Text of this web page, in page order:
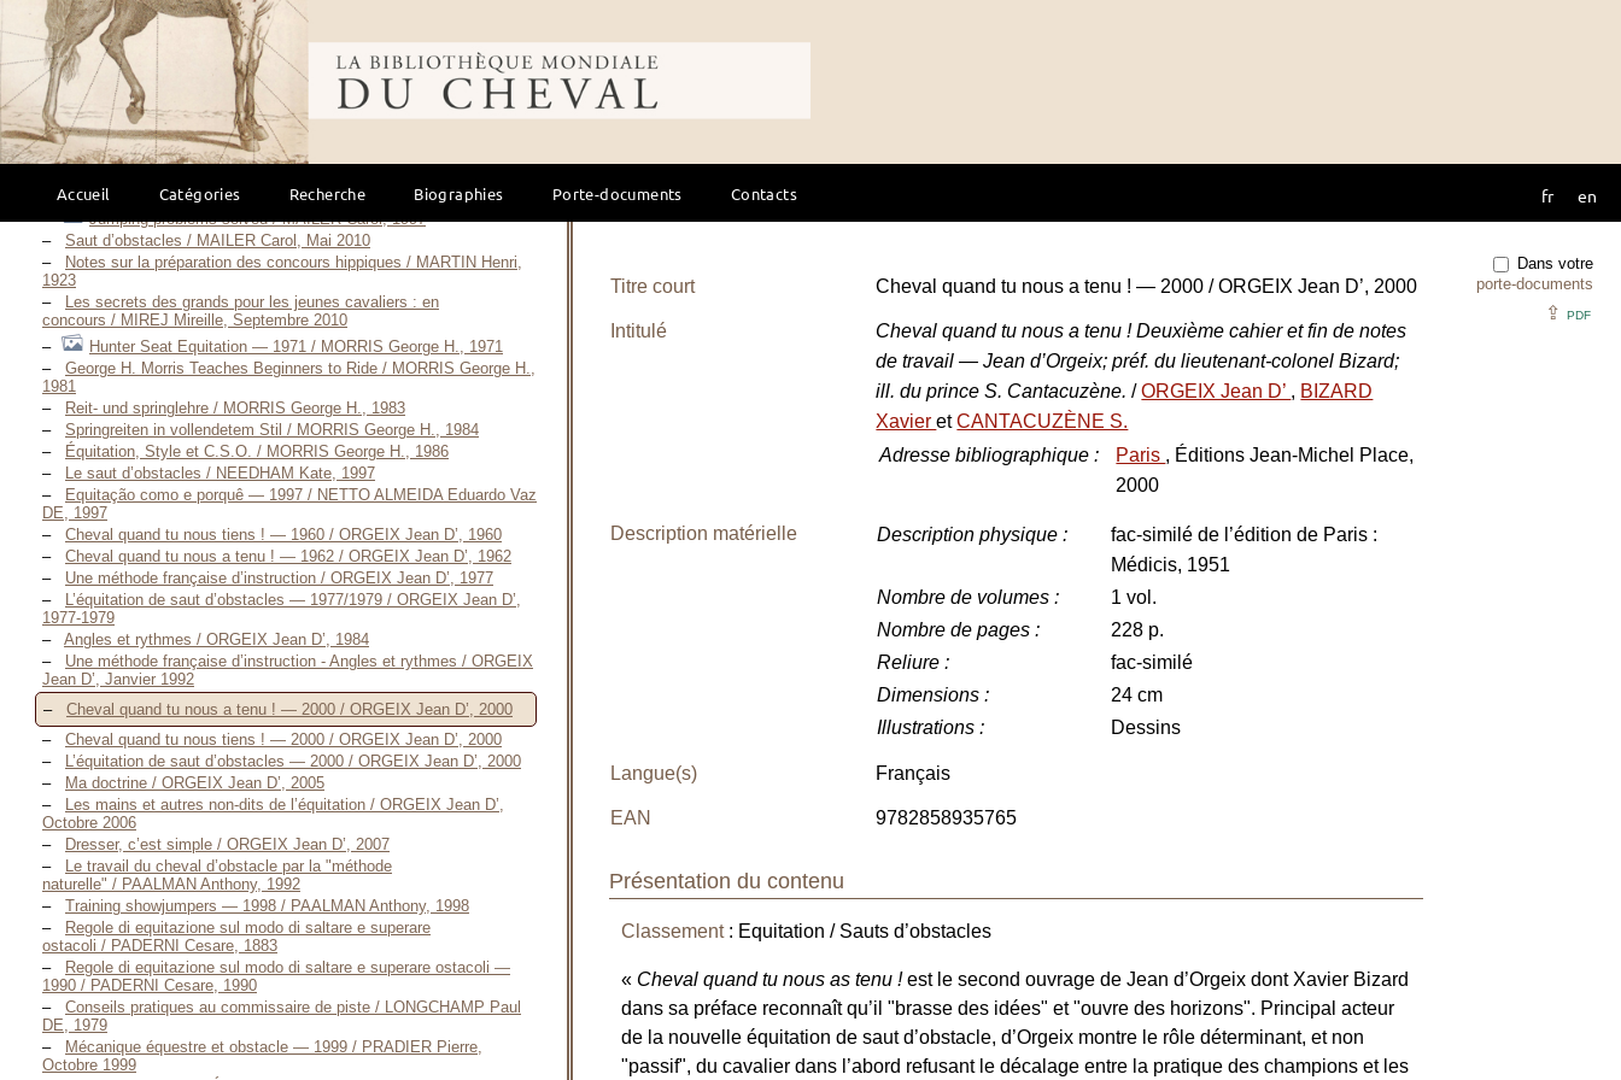
Bibliothèque mondiale du cheval
Accueil Catégories Recherche Biographies Porte-documents Contacts fr en
Schooling your horse — 1972 / LITTAUER Vladimir, 1972
Die moderne reitlehre / LITTAUER Wladimir, 1980
De la piste à l’obstacle / LOMÉNIE Édouard DE, 1993
Equi-libre / LOURADOUR Éric, 2010
Réussir ses premiers concours / LUX Claude, Janvier 1994
Le concours hippique en s’amusant / LUX Claude, 1996
Mise en place d’un protocole d’étude de l’influence du style de
1990
Jumping problems solved / MAILER Carol, 1997
Saut d’obstacles / MAILER Carol, Mai 2010
Notes sur la préparation des concours hippiques / MARTIN Henri,
1923
Les secrets des grands pour les jeunes cavaliers : en
concours / MIREJ Mireille, Septembre 2010
Hunter Seat Equitation — 1971 / MORRIS George H., 1971
George H. Morris Teaches Beginners to Ride / MORRIS George H.,
1981
Reit- und springlehre / MORRIS George H., 1983
Springreiten in vollendetem Stil / MORRIS George H., 1984
Équitation, Style et C.S.O. / MORRIS George H., 1986
Le saut d’obstacles / NEEDHAM Kate, 1997
Equitação como e porquê — 1997 / NETTO ALMEIDA Eduardo Vaz
DE, 1997
Cheval quand tu nous tiens ! — 1960 / ORGEIX Jean D’, 1960
Cheval quand tu nous a tenu ! — 1962 / ORGEIX Jean D’, 1962
Une méthode française d’instruction / ORGEIX Jean D’, 1977
L’équitation de saut d’obstacles — 1977/1979 / ORGEIX Jean D’,
1977-1979
Angles et rythmes / ORGEIX Jean D’, 1984
Une méthode française d’instruction - Angles et rythmes / ORGEIX
Jean D’, Janvier 1992
Cheval quand tu nous a tenu ! — 2000 / ORGEIX Jean D’, 2000
Cheval quand tu nous tiens ! — 2000 / ORGEIX Jean D’, 2000
L’équitation de saut d’obstacles — 2000 / ORGEIX Jean D’, 2000
Ma doctrine / ORGEIX Jean D’, 2005
Les mains et autres non-dits de l’équitation / ORGEIX Jean D’,
Octobre 2006
Dresser, c’est simple / ORGEIX Jean D’, 2007
Le travail du cheval d’obstacle par la "méthode
naturelle" / PAALMAN Anthony, 1992
Training showjumpers — 1998 / PAALMAN Anthony, 1998
Regole di equitazione sul modo di saltare e superare
ostacoli / PADERNI Cesare, 1883
Regole di equitazione sul modo di saltare e superare ostacoli —
1990 / PADERNI Cesare, 1990
Conseils pratiques au commissaire de piste / LONGCHAMP Paul
DE, 1979
Mécanique équestre et obstacle — 1999 / PRADIER Pierre,
Octobre 1999
Dans votre
porte-documents
⇪ PDF
Titre court Cheval quand tu nous a tenu ! — 2000 / ORGEIX Jean D’, 2000
Intitulé
Cheval quand tu nous a tenu ! Deuxième cahier et fin de notes
de travail — Jean d’Orgeix; préf. du lieutenant-colonel Bizard;
ill. du prince S. Cantacuzène./ORGEIX Jean D’ , BIZARD
XavieretCANTACUZÈNE S.
Adresse bibliographique : Paris , Éditions Jean-Michel Place,
2000
Description matérielle Description physique :
fac-similé de l’édition de Paris :
Médicis, 1951
Nombre de volumes :
1 vol.
Nombre de pages :
228 p.
Reliure :
fac-similé
Dimensions :
24 cm
Illustrations : Dessins
Langue(s) Français
EAN 9782858935765
Présentation du contenu
Classement: Equitation / Sauts d’obstacles
« Cheval quand tu nous as tenu !est le second ouvrage de Jean d’Orgeix dont Xavier Bizard
dans sa préface reconnaît qu’il "brasse des idées" et "ouvre des horizons". Principal acteur
de la nouvelle équitation de saut d’obstacle, d’Orgeix montre le rôle déterminant, et non
"passif", du cavalier dans l’abord refusant le décalage entre la pratique des champions et les